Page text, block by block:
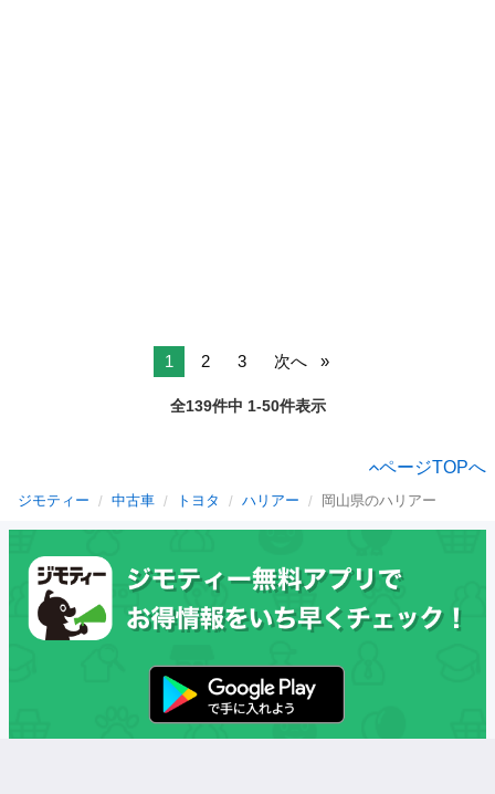
1 2 3 次へ
全139件中 1-50件表示
ページTOPへ
ジモティー 中古車 トヨタ ハリアー 岡山県のハリアー